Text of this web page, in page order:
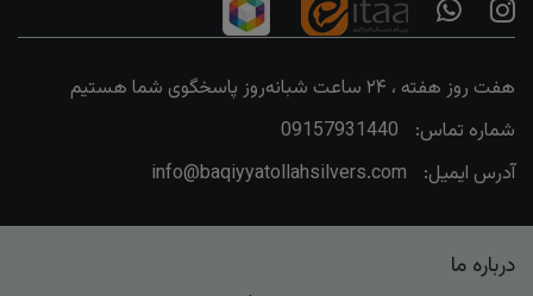
هفت روز هفته ، ۲۴ ساعت شبانه‌روز پاسخگوی شما هستیم
شماره تماس:
09157931440
آدرس ایمیل:
info@baqiyyatollahsilvers.com
درباره ما